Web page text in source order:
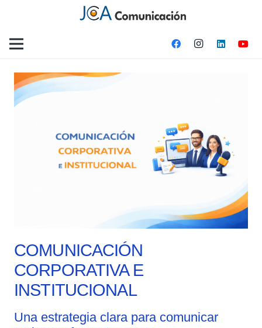
COMUNICACIÓN
CORPORATIVA E
INSTITUCIONAL
Una estrategia clara para comunicar